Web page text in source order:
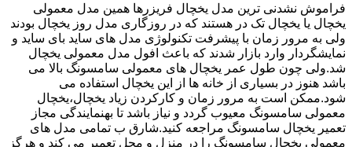
فراموش نشدنی ترین مدل یخچال فریزرها همین مدل معمولی
یخچال یا یخچال تک در هستند که در روزگاری مدل روز یخچال بودند
ولی به مرور زمان با پیشرفت تکنولوژی مدل های ساید بای ساید و
نمایشگردار وارد بازار شدند که باعث افول مدل معمولی یخچال
شد.ولی چون طول عمر یخچال های معمولی سامسونگ بالا می
باشد هنوز در بسیاری از خانه ها از این یخچال استفاده می
شود.ممکن است به مرور زمان و کارکردن زیاد یخچال،یخچال
معمولی سامسونگ معیوب گردد و نیاز باشد تا بهنمایندگی مجاز
تعمیر یخچال سامسونگ مراجعه کنید.شارق ب تمامی مدل های
معمولی یخچال سامسونگ را در منزل و محل تعمیر می کند و هرگز